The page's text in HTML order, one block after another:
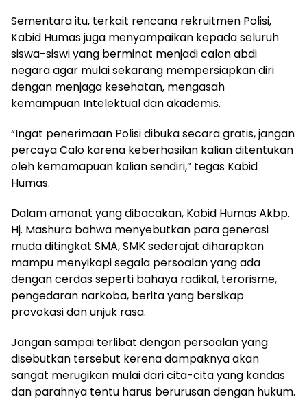
Sementara itu, terkait rencana rekruitmen Polisi,
Kabid Humas juga menyampaikan kepada seluruh
siswa-siswi yang berminat menjadi calon abdi
negara agar mulai sekarang mempersiapkan diri
dengan menjaga kesehatan, mengasah
kemampuan Intelektual dan akademis.
“Ingat penerimaan Polisi dibuka secara gratis, jangan
percaya Calo karena keberhasilan kalian ditentukan
oleh kemamapuan kalian sendiri,” tegas Kabid
Humas.
Dalam amanat yang dibacakan, Kabid Humas Akbp.
Hj. Mashura bahwa menyebutkan para generasi
muda ditingkat SMA, SMK sederajat diharapkan
mampu menyikapi segala persoalan yang ada
dengan cerdas seperti bahaya radikal, terorisme,
pengedaran narkoba, berita yang bersikap
provokasi dan unjuk rasa.
Jangan sampai terlibat dengan persoalan yang
disebutkan tersebut kerena dampaknya akan
sangat merugikan mulai dari cita-cita yang kandas
dan parahnya tentu harus berurusan dengan hukum.